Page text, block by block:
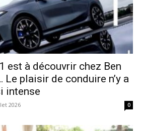
est à découvrir chez Ben
plaisir de conduire n’y a
intense
2026 0